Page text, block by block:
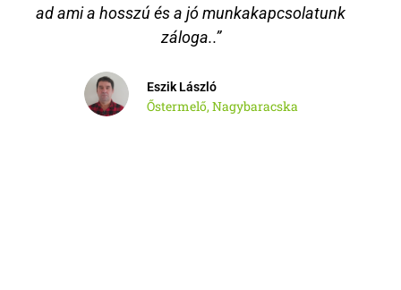
ad ami a hosszú és a jó munkakapcsolatunk
záloga..”
Eszik László
Őstermelő, Nagybaracska